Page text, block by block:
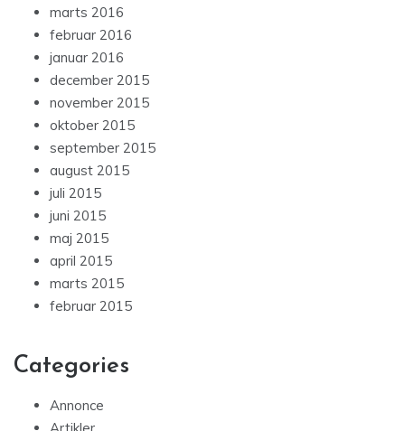
marts 2016
februar 2016
januar 2016
december 2015
november 2015
oktober 2015
september 2015
august 2015
juli 2015
juni 2015
maj 2015
april 2015
marts 2015
februar 2015
Categories
Annonce